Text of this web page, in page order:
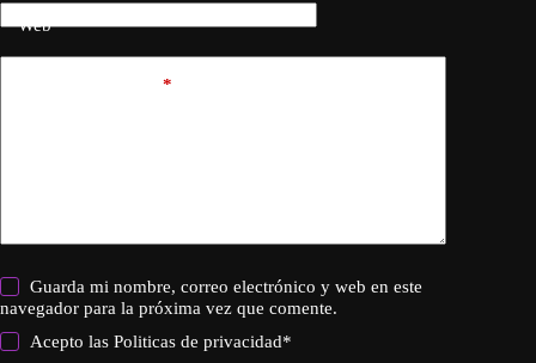
Web
*
Guarda mi nombre, correo electrónico y web en este
navegador para la próxima vez que comente.
Acepto lasPoliticas de privacidad*